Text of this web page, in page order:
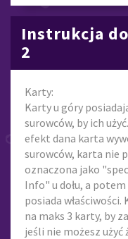
Instrukcja
2
Karty:
Karty u góry
surowców, by ich
efekt dana karta
surowców, karta nie
oznaczona jako
Info" u dołu, a
posiada
na maks 3 karty, by
jeśli nie możesz użyć